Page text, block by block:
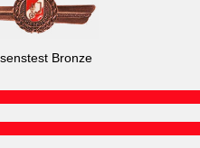
Bronze